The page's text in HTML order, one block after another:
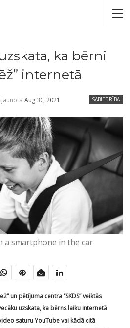
ka bērni
internetā
SABIEDRĪBA
Aug 30, 2021
a smartphone in the car
un pētījuma centra “SKDS” veiktās
uzskata, ka bērns laiku internetā
saturu YouTube vai kādā citā